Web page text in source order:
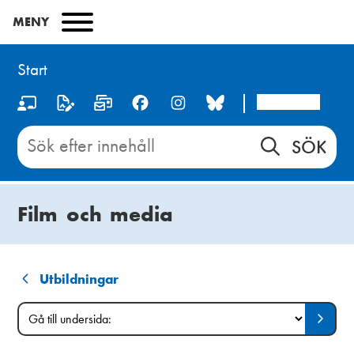
huvudinnehåll
Start
S
o
c
a
l
m
e
d
Sök
innehåll
på
MENY
Film och media
L
ä
Utbildningar
H
Gå
till
Gå
till